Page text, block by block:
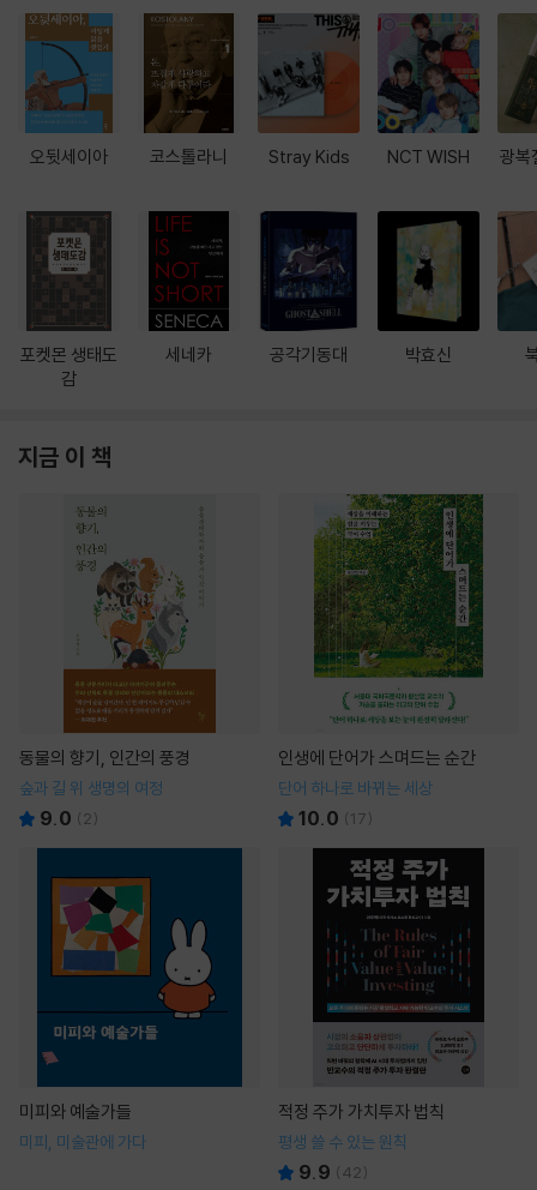
오뒷세이아
포켓몬 생태도
감
코스톨라니
세네카
Stray Kids
공각기동대
NCT WISH
박효신
광복
지금 이 책
동물의 향기, 인간의 풍경
숲과 길 위 생명의 여정
9.0 ( 2)
인생에 단어가 스며드는 순간
단어 하나로 바뀌는 세상
10.0 (17)
미피와 예술가들
미피, 미술관에 가다
적정 주가 가치투자 법칙
평생 쓸 수 있는 원칙
9.9 (42)